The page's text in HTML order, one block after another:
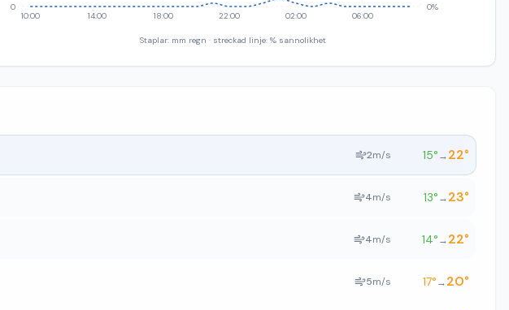
10:00 14:00 18:00 22:00 02:00 06:00
0 0%
Staplar: mm regn · streckad linje: % sannolikhet
2m/s 15°→22°
4m/s 13°→23°
4m/s 14°→22°
5m/s 17°→20°